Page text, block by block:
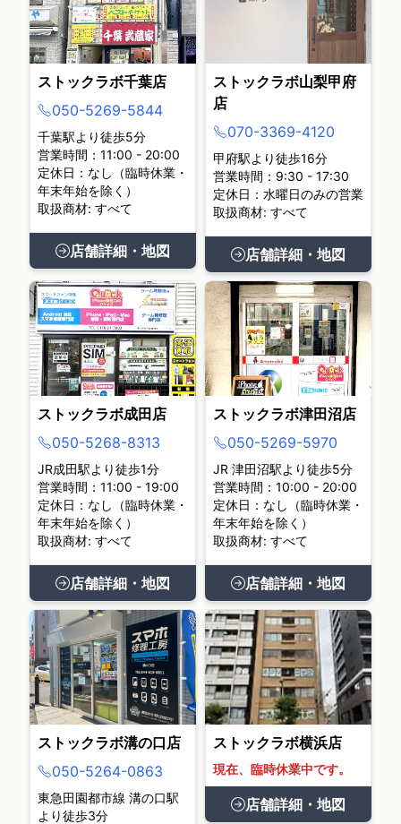
ストックラボ千葉店
050-5269-5844
千葉駅より徒歩5分
営業時間：11:00 - 20:00
定休日：なし（臨時休業・
年末年始を除く）
取扱商材: すべて
店舗詳細・地図
ストックラボ山梨甲府
店
070-3369-4120
甲府駅より徒歩16分
営業時間：9:30 - 17:30
定休日：水曜日のみの営業
取扱商材: すべて
店舗詳細・地図
ストックラボ成田店
050-5268-8313
JR成田駅より徒歩1分
営業時間：11:00 - 19:00
定休日：なし（臨時休業・
年末年始を除く）
取扱商材: すべて
店舗詳細・地図
ストックラボ津田沼店
050-5269-5970
JR 津田沼駅より徒歩5分
営業時間：10:00 - 20:00
定休日：なし（臨時休業・
年末年始を除く）
取扱商材: すべて
店舗詳細・地図
ストックラボ溝の口店
050-5264-0863
東急田園都市線 溝の口駅
より徒歩3分
ストックラボ横浜店
現在、臨時休業中です。
店舗詳細・地図